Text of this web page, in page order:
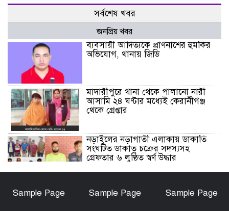
সর্বশেষ খবর
জনপ্রিয় খবর
ব্যবসায়ী আদিত্যকে প্রাণনাশের হুমকির
অভিযোগ, থানায় জিডি
মাদারীপুরে থানা থেকে পালানো নারী
আসামি ২৪ ঘণ্টার মধ্যেই কেরানীগঞ্জ
থেকে গ্রেপ্তার
নড়াইলের নড়াগাতী এলাকায় ডাকাতি
সংঘটিত ডাকাত চক্রের সদস্যসহ
গ্রেফতার ৬ লুণ্ঠিত স্বর্ণ উদ্ধার
হত্যা মামলার আসামি আকাশ বিশ্বাস
Sample Page Sample Page Sample Page